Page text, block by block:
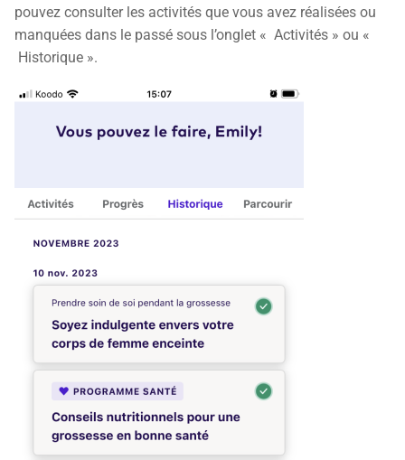
pouvez consulter les activités que vous avez réalisées ou
manquées dans le passé sous l’onglet « Activités » ou «
Historique ».